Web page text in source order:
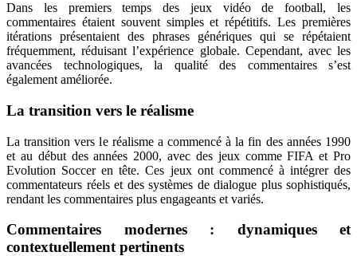
Dans les premiers temps des jeux vidéo de football, les
commentaires étaient souvent simples et répétitifs. Les premières
itérations présentaient des phrases génériques qui se répétaient
fréquemment, réduisant l’expérience globale. Cependant, avec les
avancées technologiques, la qualité des commentaires s’est
également améliorée.
La transition vers le réalisme
La transition vers le réalisme a commencé à la fin des années 1990
et au début des années 2000, avec des jeux comme FIFA et Pro
Evolution Soccer en tête. Ces jeux ont commencé à intégrer des
commentateurs réels et des systèmes de dialogue plus sophistiqués,
rendant les commentaires plus engageants et variés.
Commentaires modernes : dynamiques et
contextuellement pertinents